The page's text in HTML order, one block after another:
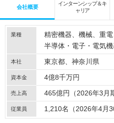
会社概要
インターンシップ＆キ
ャリア
業種 精密機器 機械
重
半導体・電子・電気機
本社 東京都、神奈川県
資本金 4億8千万円
売上高 465億円（2026年3月
従業員 1,210名（2026年4月